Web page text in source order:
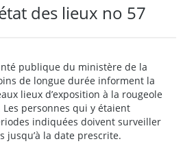
des lieux no 57
publique du ministère de la
de longue durée informent la
lieux d’exposition à la rougeole
personnes qui y étaient
indiquées doivent surveiller
jusqu’à la date prescrite.